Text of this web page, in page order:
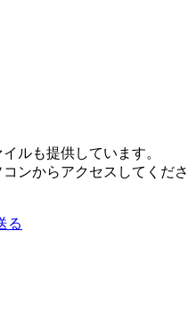
ルも提供しています。
ンからアクセスしてくださ
る